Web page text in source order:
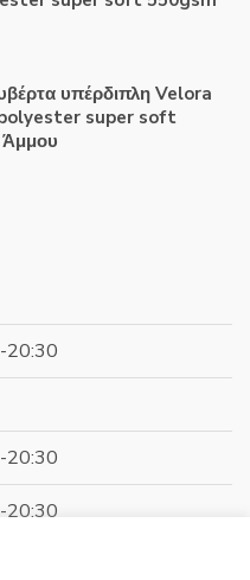
υπέρδιπλη Velora
super soft
20:30
20:30
20:30